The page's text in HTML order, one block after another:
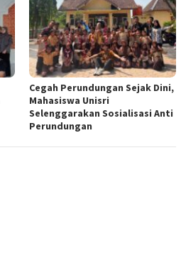
Cegah Perundungan Sejak Dini,
Mahasiswa Unisri
Selenggarakan Sosialisasi Anti
Perundungan